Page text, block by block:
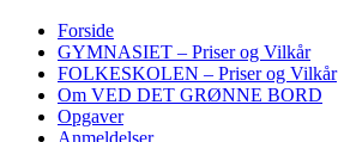
Forside
GYMNASIET – Priser og Vilkår
FOLKESKOLEN – Priser og Vilkår
Om VED DET GRØNNE BORD
Opgaver